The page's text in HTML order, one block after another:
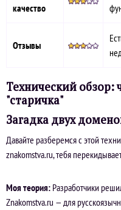
качество
Отзывы
Технический обзор:
"старичка"
Загадка двух
Давайте разберемся с этой
znakomstva.ru, тебя
Моя теория: Разработчики
Znakomstva.ru — для